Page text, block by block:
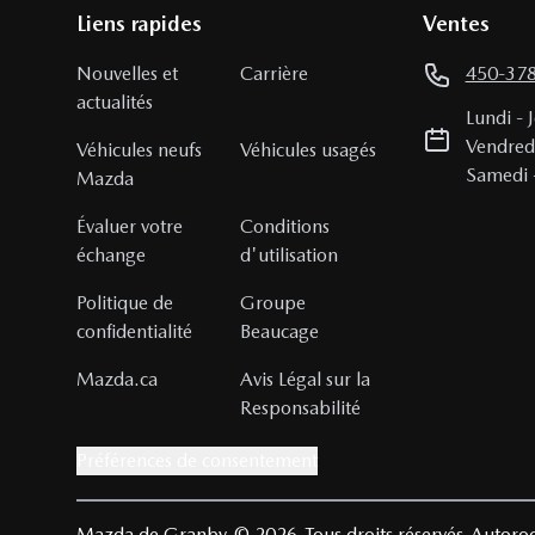
Liens rapides
Nouvelles et
actualités
Carrière
Véhicules neufs
Mazda
Véhicules usagés
Évaluer votre
échange
Conditions
d'utilisation
Politique de
confidentialité
Groupe
Beaucage
Mazda.ca
Avis Légal sur la
Responsabilité
Ventes
450-
Lundi -
Samedi